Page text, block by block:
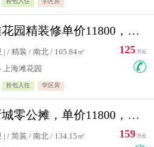
上海滩花园精装修单价11800，价格最低的两居室，无敌视野
| / 精装 / 南北 / 105.84㎡
上海滩花园
拎包入住 学区房
125 万元
凤凰新城零公摊，单价11800，白银楼层，一个车库另算
| / 简装 / 南北 / 134.15㎡
159 万元